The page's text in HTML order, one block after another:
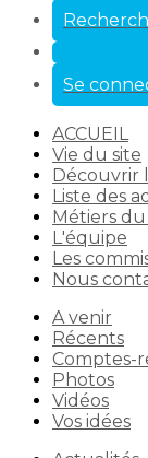
Se
ACCUEIL
Vie du site
Découvrir
Liste des
Métiers du
L'équipe
Les
Nous
A venir
Récents
Comptes-
Photos
Vidéos
Vos idées